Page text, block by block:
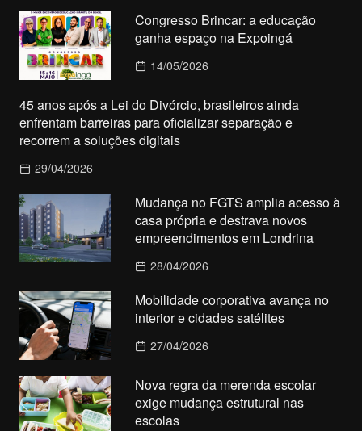
Congresso Brincar: a educação
ganha espaço na Expoingá
14/05/2026
45 anos após a Lei do Divórcio, brasileiros ainda
enfrentam barreiras para oficializar separação e
recorrem a soluções digitais
29/04/2026
Mudança no FGTS amplia acesso à
casa própria e destrava novos
empreendimentos em Londrina
28/04/2026
Mobilidade corporativa avança no
interior e cidades satélites
27/04/2026
Nova regra da merenda escolar
exige mudança estrutural nas
escolas